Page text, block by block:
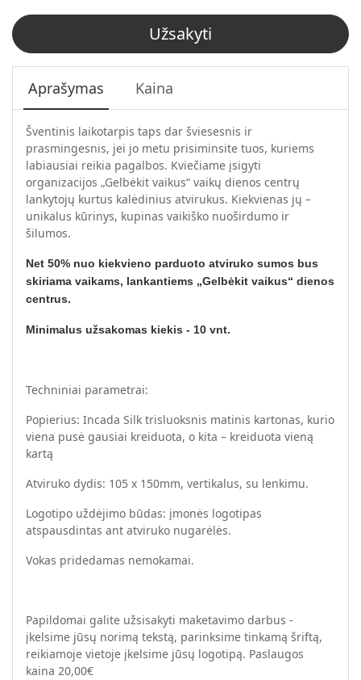
Užsakyti
Aprašymas Kaina
Šventinis laikotarpis taps dar šviesesnis ir
prasmingesnis, jei jo metu prisiminsite tuos, kuriems
labiausiai reikia pagalbos. Kviečiame įsigyti
organizacijos „Gelbėkit vaikus“ vaikų dienos centrų
lankytojų kurtus kalėdinius atvirukus. Kiekvienas jų –
unikalus kūrinys, kupinas vaikiško nuoširdumo ir
šilumos.
Net 50% nuo kiekvieno parduoto atviruko sumos bus
skiriama vaikams, lankantiems „Gelbėkit vaikus“ dienos
centrus.
Minimalus užsakomas kiekis - 10 vnt.
Techniniai parametrai:
Popierius: Incada Silk trisluoksnis matinis kartonas, kurio
viena pusė gausiai kreiduota, o kita – kreiduota vieną
kartą
Atviruko dydis: 105 x 150mm, vertikalus, su lenkimu.
Logotipo uždėjimo būdas: įmonės logotipas
atspausdintas ant atviruko nugarėlės.
Vokas pridedamas nemokamai.
Papildomai galite užsisakyti maketavimo darbus -
įkelsime jūsų norimą tekstą, parinksime tinkamą šriftą,
reikiamoje vietoje įkelsime jūsų logotipą. Paslaugos
kaina 20,00€